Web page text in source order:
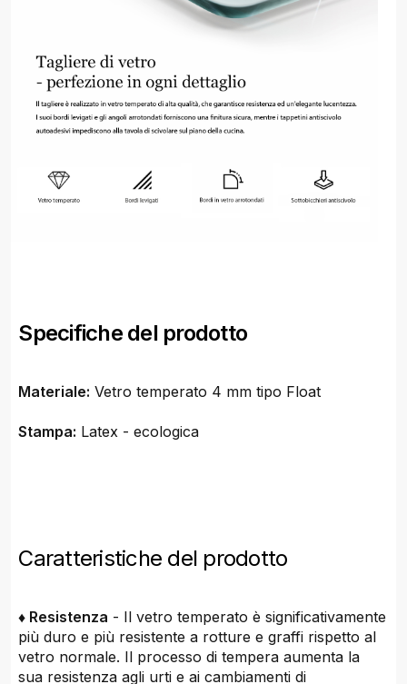
Specifiche del prodotto
Materiale: Vetro temperato 4 mm tipo Float
Stampa: Latex - ecologica
Caratteristiche del prodotto
♦ Resistenza - Il vetro temperato è significativamente
più duro e più resistente a rotture e graffi rispetto al
vetro normale. Il processo di tempera aumenta la
sua resistenza agli urti e ai cambiamenti di